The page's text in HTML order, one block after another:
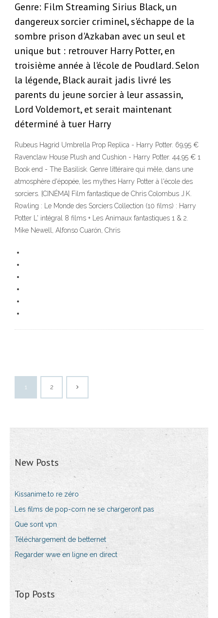
Genre: Film Streaming Sirius Black, un
dangereux sorcier criminel, s'échappe de la
sombre prison d'Azkaban avec un seul et
unique but : retrouver Harry Potter, en
troisième année à l'école de Poudlard. Selon
la légende, Black aurait jadis livré les
parents du jeune sorcier à leur assassin,
Lord Voldemort, et serait maintenant
déterminé à tuer Harry
Rubeus Hagrid Umbrella Prop Replica - Harry Potter. 69,95 €
Ravenclaw House Plush and Cushion - Harry Potter. 44,95 € 1
Book end - The Basilisk. Genre littéraire qui mêle, dans une
atmosphère d'épopée, les mythes Harry Potter à l'école des
sorciers. [CINÉMA] Film fantastique de Chris Colombus J.K.
Rowling : Le Monde des Sorciers Collection (10 films) : Harry
Potter L' intégral 8 films + Les Animaux fantastiques 1 & 2.
Mike Newell, Alfonso Cuarón, Chris
1 2
New Posts
Kissanime.to re zéro
Les films de pop-corn ne se chargeront pas
Que sont vpn
Téléchargement de betternet
Regarder wwe en ligne en direct
Top Posts